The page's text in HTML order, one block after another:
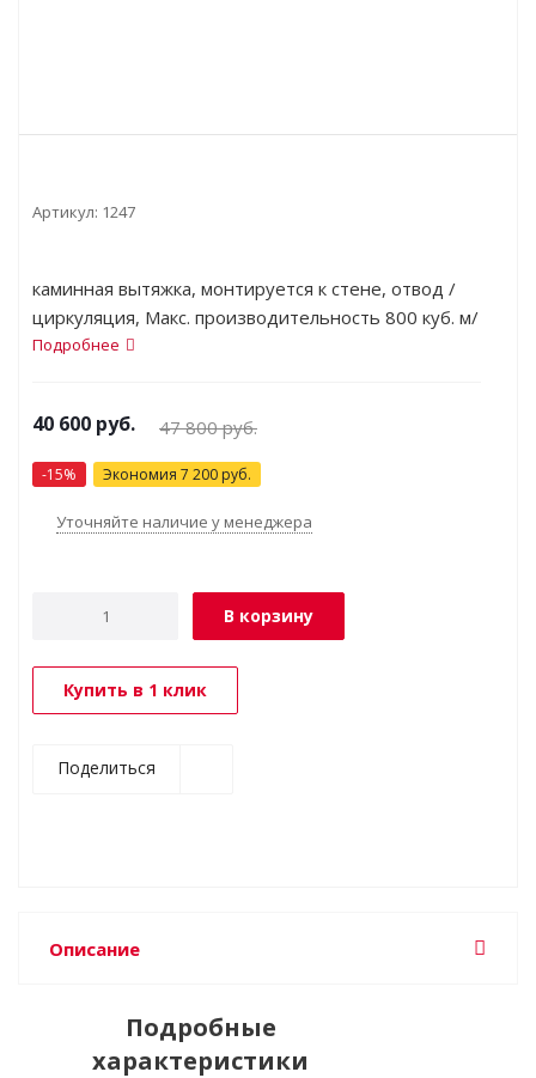
Артикул: 1247
каминная вытяжка, монтируется к стене, отвод /
циркуляция, Макс. производительность 800 куб. м/
ч, ширина для установки 90 см, мощность 300 Вт,
Подробнее
40 600 руб. 47 800руб.
-15% Экономия 7 200 руб.
Уточняйте наличие у менеджера
В корзину
Купить в 1 клик
Поделиться
Описание
Подробные
характеристики